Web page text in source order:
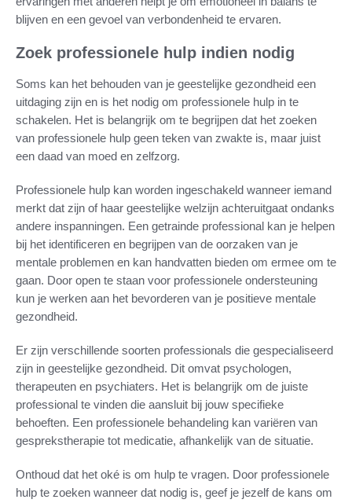
blijven en een gevoel van verbondenheid te ervaren.
Zoek professionele hulp indien nodig
Soms kan het behouden van je geestelijke gezondheid een
uitdaging zijn en is het nodig om professionele hulp in te
schakelen. Het is belangrijk om te begrijpen dat het zoeken
van professionele hulp geen teken van zwakte is, maar juist
een daad van moed en zelfzorg.
Professionele hulp kan worden ingeschakeld wanneer iemand
merkt dat zijn of haar geestelijke welzijn achteruitgaat ondanks
andere inspanningen. Een getrainde professional kan je helpen
bij het identificeren en begrijpen van de oorzaken van je
mentale problemen en kan handvatten bieden om ermee om te
gaan. Door open te staan voor professionele ondersteuning
kun je werken aan het bevorderen van je positieve mentale
gezondheid.
Er zijn verschillende soorten professionals die gespecialiseerd
zijn in geestelijke gezondheid. Dit omvat psychologen,
therapeuten en psychiaters. Het is belangrijk om de juiste
professional te vinden die aansluit bij jouw specifieke
behoeften. Een professionele behandeling kan variëren van
gesprekstherapie tot medicatie, afhankelijk van de situatie.
Onthoud dat het oké is om hulp te vragen. Door professionele
hulp te zoeken wanneer dat nodig is, geef je jezelf de kans om